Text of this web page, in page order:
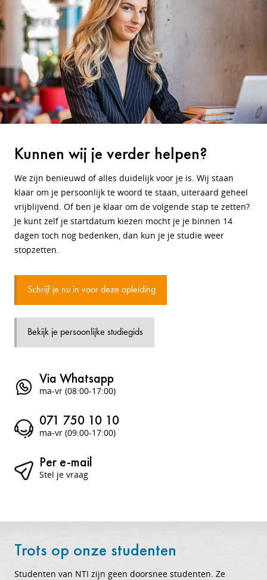
Kunnen wij je verder helpen?
We zijn benieuwd of alles duidelijk voor je is. Wij staan
klaar om je persoonlijk te woord te staan, uiteraard geheel
vrijblijvend. Of ben je klaar om de volgende stap te zetten?
Je kunt zelf je startdatum kiezen mocht je je binnen 14
dagen toch nog bedenken, dan kun je je studie weer
stopzetten.
Schrijf je nu in voor deze opleiding
Bekijk je persoonlijke studiegids
Via Whatsapp
ma-vr (08:00-17:00)
071 750 10 10
ma-vr (09:00-17:00)
Per e-mail
Stel je vraag
Trots op onze studenten
Studenten van NTI zijn geen doorsnee studenten. Ze